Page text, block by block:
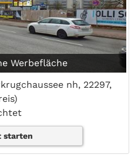
Werbefläche
nh, 22297,
starten